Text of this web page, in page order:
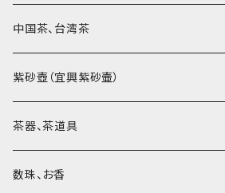
中国茶、台湾茶
烏龍茶（ウーロン茶）
黒茶（緊圧茶、普洱茶）
紅茶、白茶、緑茶
紫砂壺（宜興紫砂壷）
大師、名人、高工の作品
周菊英（高級工藝美術師）
茶器、茶道具
茶杯、聞香杯
数珠、お香